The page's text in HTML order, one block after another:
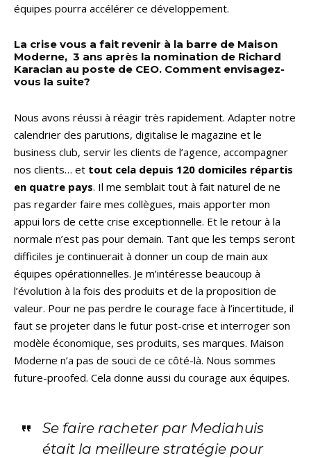
équipes pourra accélérer ce développement.
La crise vous a fait revenir à la barre de Maison
Moderne, 3 ans après la nomination de Richard
Karacian au poste de CEO. Comment envisagez-
vous la suite?
Nous avons réussi à réagir très rapidement. Adapter notre
calendrier des parutions, digitalise le magazine et le
business club, servir les clients de l’agence, accompagner
nos clients… et tout cela depuis 120 domiciles répartis
en quatre pays. Il me semblait tout à fait naturel de ne
pas regarder faire mes collègues, mais apporter mon
appui lors de cette crise exceptionnelle. Et le retour à la
normale n’est pas pour demain. Tant que les temps seront
difficiles je continuerait à donner un coup de main aux
équipes opérationnelles. Je m’intéresse beaucoup à
l’évolution à la fois des produits et de la proposition de
valeur. Pour ne pas perdre le courage face à l’incertitude, il
faut se projeter dans le futur post-crise et interroger son
modèle économique, ses produits, ses marques. Maison
Moderne n’a pas de souci de ce côté-là. Nous sommes
future-proofed. Cela donne aussi du courage aux équipes.
Se faire racheter par Mediahuis
était la meilleure stratégie pour